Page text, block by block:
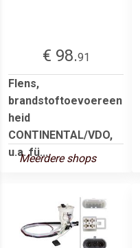
€ 98.91
Flens,
brandstoftoevoereen
heid
CONTINENTAL/VDO,
u.a. fü...
Meerdere shops